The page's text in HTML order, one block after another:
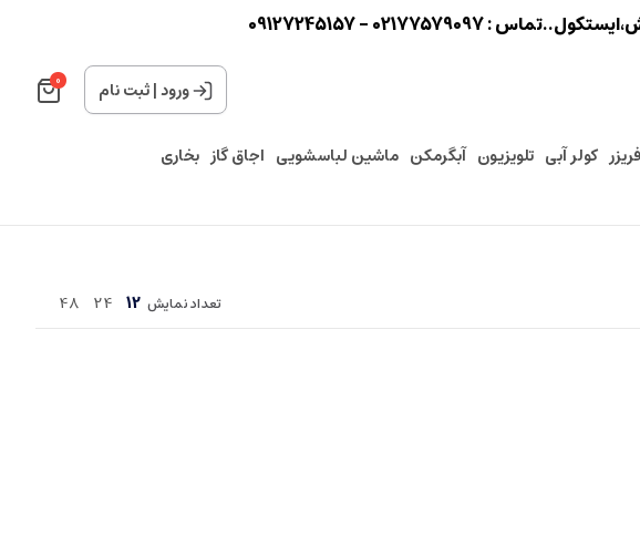
- 09127245157
ورود|ثبت نام 0
کولر آبی تلویزیون آبگرمکن ماشین لباسشویی اجاق گاز بخاری
تعداد نمایش 12
24
48